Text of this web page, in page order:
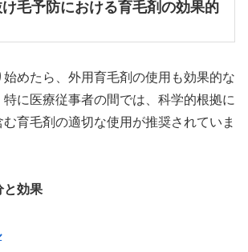
毛予防における育毛剤の効果的
めたら、外用育毛剤の使用も効果的な
に医療従事者の間では、科学的根拠に
育毛剤の適切な使用が推奨されていま
と効果